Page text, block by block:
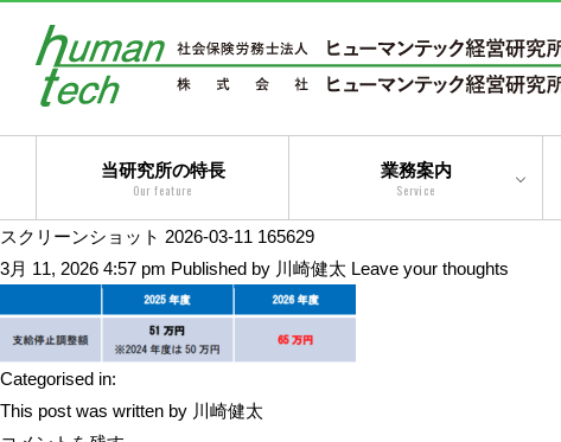
当研究所の特長
Our feature
業務案内
Service
二法人体制によるトータ
ルサービス
スクリーンショット 2026-03-11 165629
3月 11, 2026 4:57 pm Published by 川崎健太 Leave your thoughts
Categorised in:
This post was written by 川崎健太